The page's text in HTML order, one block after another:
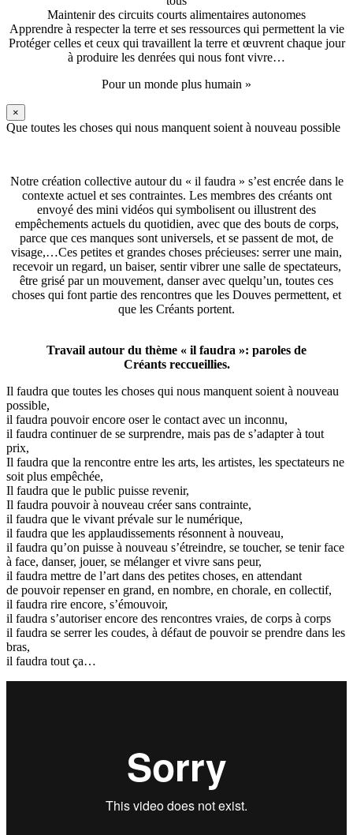
Maintenir des circuits courts alimentaires autonomes
Apprendre à respecter la terre et ses ressources qui permettent la vie
Protéger celles et ceux qui travaillent la terre et œuvrent chaque jour
à produire les denrées qui nous font vivre…
Pour un monde plus humain »
×
Que toutes les choses qui nous manquent soient à nouveau possible
Notre création collective autour du « il faudra » s’est encrée dans le
contexte actuel et ses contraintes. Les membres des créants ont
envoyé des mini vidéos qui symbolisent ou illustrent des
empêchements actuels du quotidien, avec que des bouts de corps,
parce que ces manques sont universels, et se passent de mot, de
visage,…Ces petites et grandes choses précieuses: serrer une main,
recevoir un regard, un baiser, sentir vibrer une salle de spectateurs,
être grisé par un mouvement, danser avec quelqu’un, toutes ces
choses qui font partie des rencontres que les Douves permettent, et
que les Créants portent.
Travail autour du thème « il faudra »: paroles de
Créants reccueillies.
Il faudra que toutes les choses qui nous manquent soient à nouveau
possible,
il faudra pouvoir encore oser le contact avec un inconnu,
il faudra continuer de se surprendre, mais pas de s’adapter à tout
prix,
Il faudra que la rencontre entre les arts, les artistes, les spectateurs ne
soit plus empêchée,
Il faudra que le public puisse revenir,
Il faudra pouvoir à nouveau créer sans contrainte,
il faudra que le vivant prévale sur le numérique,
il faudra que les applaudissements résonnent à nouveau,
il faudra qu’on puisse à nouveau s’étreindre, se toucher, se tenir face
à face, danser, jouer, se mélanger et vivre sans peur,
il faudra mettre de l’art dans des petites choses, en attendant
de pouvoir repenser en grand, en nombre, en chorale, en collectif,
il faudra rire encore, s’émouvoir,
il faudra s’autoriser encore des rencontres vraies, de corps à corps
il faudra se serrer les coudes, à défaut de pouvoir se prendre dans les
bras,
il faudra tout ça…